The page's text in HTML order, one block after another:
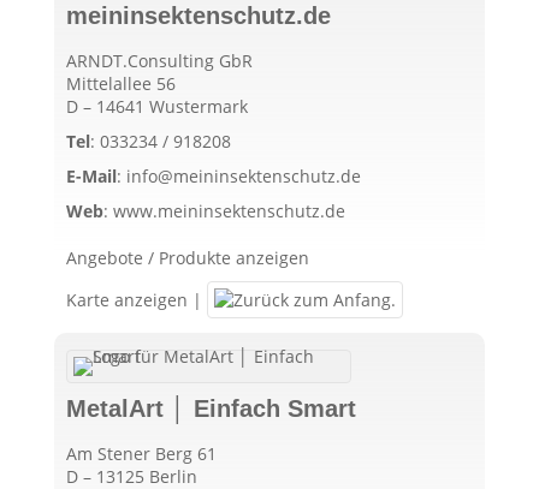
meininsektenschutz.de
ARNDT.Consulting GbR
Mittelallee 56
D – 14641 Wustermark
Tel: 033234 / 918208
E-Mail: info@meininsektenschutz.de
Web: www.meininsektenschutz.de
Angebote / Produkte anzeigen
Karte anzeigen |
MetalArt │ Einfach Smart
Am Stener Berg 61
D – 13125 Berlin